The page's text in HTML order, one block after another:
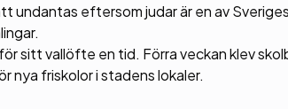
undantas eftersom judar är en av
sitt vallöfte en tid. Förra veckan klev
friskolor i stadens lokaler.